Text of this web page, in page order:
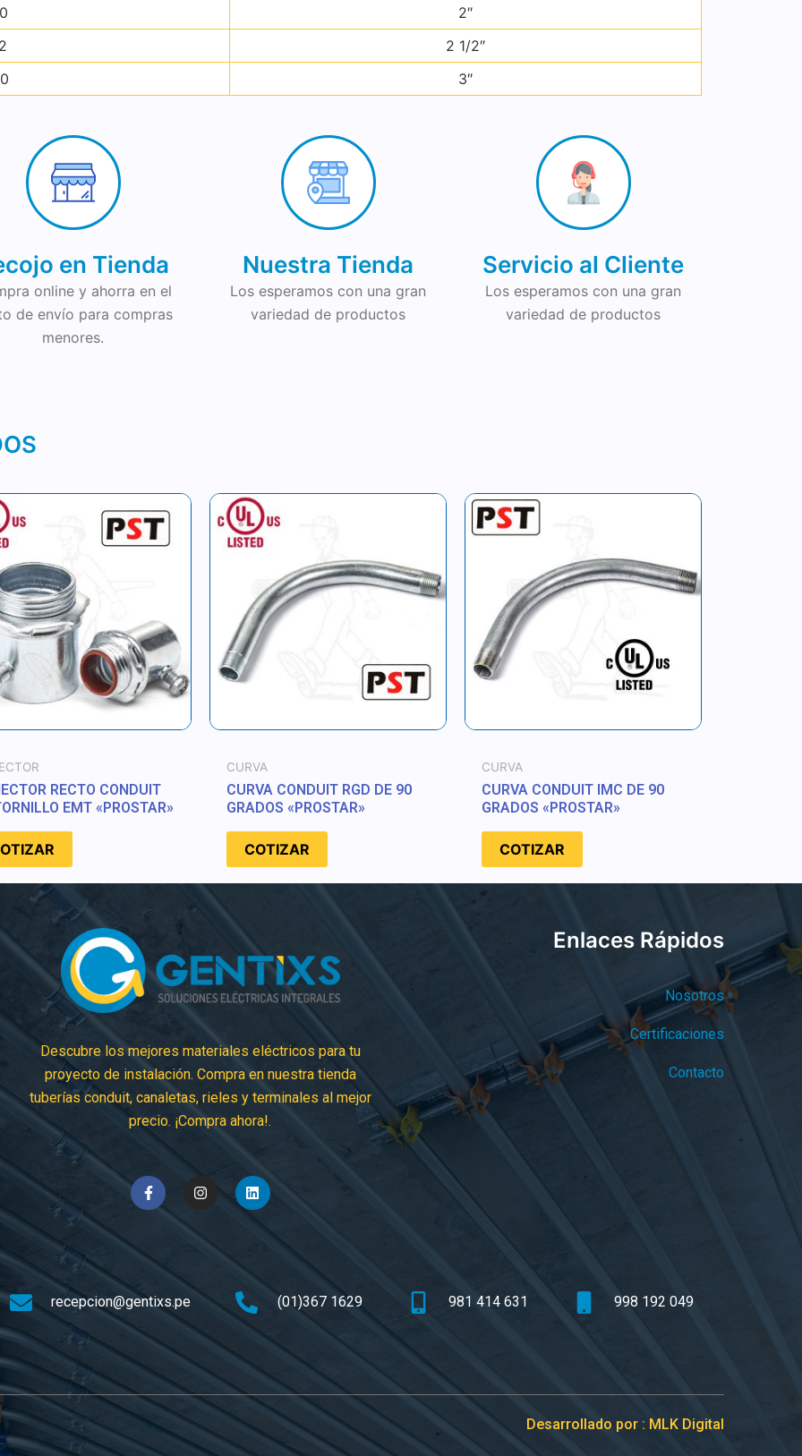
2″
2 1/2″
3″
en Tienda
online y ahorra en el
de envío para compras
menores.
Nuestra Tienda
Los esperamos con una gran
variedad de productos
Servicio al Cliente
Los esperamos con una gran
variedad de productos
RECTO CONDUIT
EMT «PROSTAR»
CURVA
CURVA CONDUIT RGD DE 90
GRADOS «PROSTAR»
COTIZAR
CURVA
CURVA CONDUIT IMC DE 90
GRADOS «PROSTAR»
COTIZAR
Descubre los mejores materiales eléctricos para tu
proyecto de instalación. Compra en nuestra tienda
tuberías conduit, canaletas, rieles y terminales al mejor
precio. ¡Compra ahora!.
F
a
c
o
-
f
n
a
m
L
i
n
k
n
Enlaces Rápidos
Nosotros
Certificaciones
Contacto
recepcion@gentixs.pe (01)367 1629 981 414 631 998 192 049
Desarrollado por : MLK Digital